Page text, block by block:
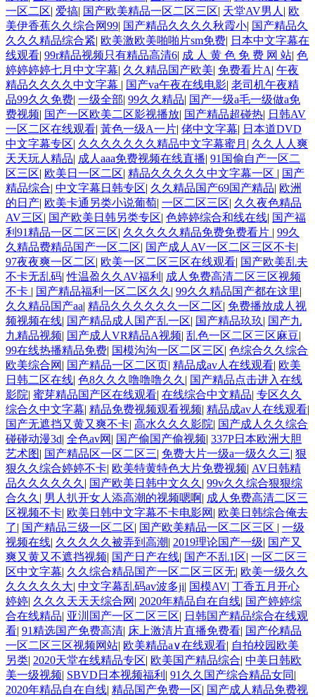
一区二区| 爱搞| 国产欧美精品一区二区三区| 天堂AV男人 | 欧
美伊香蕉久久综合网99| 国产精品久久久久秋霞小| 国产精品久
久久久精品综合紧| 欧美激欧美啪啪片sm免费| 日本中文字幕在
线观看| 99r精品视频只有精品高清6| 成 人 黄 色 免 费 网 站| 色
婷婷婷婷七月中文字幕| 久久精品国产欧美| 免费看片A| 午夜
精品久久久久中文字幕 | 国产va午夜在线电影| 老司机午夜精
品99久久免费| 一级全部| 99久久精品| 国产一级a毛一级做a免
费视频| 国产一区欧美二区影视播放| 国产精品超碰热| 日韩AV
一区二区在线观看| 黃色一级A一片| 佬中文字幕| 日本道DVD
中文字幕专区| 久久久久久久久精品中文字幕蜜月 | 久久人人爽
天天玩人精品| 成人aaa免费视频在线直播| 91国偷自产一区二
区三区| 欧美日一区二区| 精品久久久久久中文字幕一区 | 国产
精品综合| 中文字幕日韩专区| 久久精品国产69国产精品| 欧洲
的日产| 欧美卡通另类小说葡萄| 一区二区三区| 久久夜色精品
AV三区| 国产欧美日韩另类专区| 色婷婷综合和线在线| 国产福
利91精品一区二区三区| 久久久久久精品免费免费看片 | 99久
久精品费精品国产一区二区| 国产成人AV一区二区三区不卡|
97夜夜爽一区二区| 欧美一区二区三区在线观看| 国产欧美乱夫
不卡无乱码|性温盈久久AV福利 | 成人免费高清二区三区视频
不卡 | 国产精品福利一区二区久久 | 99久久精品国产都在这里|
久久精品国产aa| 精品久久久久久久一区二区| 免费播放成人视
频视频在线| 国产精品成人国产乱一区| 国产精品玖玖 | 国产九
九精品视频| 国产成人VR精品A视频| 乱色一区二区三区麻豆|
99在线热播精品免费| 国模沟沟一区二区三区| 色综合久久综合
欧美综合网 | 国产精品一区二区页| 精品成av人在线观看| 欧美
日韩二区在线| 色8久久久噜噜噜久久 | 国产精品点击进入在线
影院| 蜜芽精品国产区在线观看| 在线综合中文精品| 专区久久
综合久中文字幕| 精品免费视频观看视频| 精品成av人在线观看|
国产无遮挡又黄又爽不卡| 高水久久久影院| 国产成人久久综合
碰碰动漫3d| 全色av网 | 国产偷国产偷视频| 337P日本欧洲大胆
艺术图| 国产精品区一区二区三| 免费大片一级a一级久久三| 狠
狠久久综合婷婷不卡| 欧美特黄特色大片免费视频| AV日韩精
品久久久久久久 | 国产欧美日韩中文久久 | 99v久久综合狠狠综
合久久 | 男人扒开女人添高潮的视频嗯啊| 成人免费高清二区三
区视频不卡| 欧美日韩中文字幕不卡电影网 | 欧美日韩综合俺去
了| 国产精品三级一区二区| 国产欧美精品一区二区三区 | 一级
视频在线| 久久久久久被弄到高潮| 2019理论国产一级| 国产又
爽又黄又不遮挡视频| 国产日产在线| 国产不乱1区| 一区二区三
区中文字幕| 久久综合精品国产一区二区三区无| 欧美一级久久
久久久久久大| 中文字幕乱码av波多ji| 国模AV| 丁香五月开心
婷婷| 久久久天天天综合网 | 2020年精品自在自线| 国产婷婷综
合在线精品| 亚汌国产一区二区三区| 日韩国产精品综合在线观
看| 91精选国产免费高清| 床上激清片直播免费看| 国产伦精品
一区二区三区视频网站| 欧美精品a∨在线观看| 自拍校园欧美
另类| 2020天堂在线精品专区| 欧美国产精品综合| 中美日韩欧
美一级视频| SBVD日本视频福利 | 91久久国产综合精品女同 |
2020年精品自在自线| 精品国产免费一区| 国产成人精品免费视